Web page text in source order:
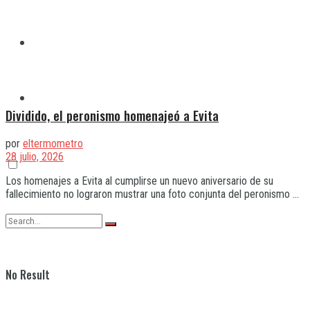
No Result
Dividido, el peronismo homenajeó a Evita
por eltermometro
28 julio, 2026
Los homenajes a Evita al cumplirse un nuevo aniversario de su
fallecimiento no lograron mustrar una foto conjunta del peronismo ...